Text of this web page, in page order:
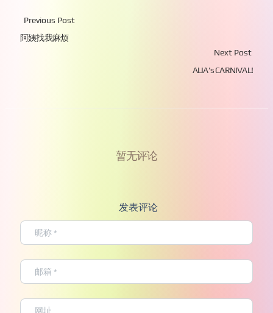
Previous Post
阿姨找我麻烦
Next Post
ALIA’s CARNIVAL!
暂无评论
发表评论